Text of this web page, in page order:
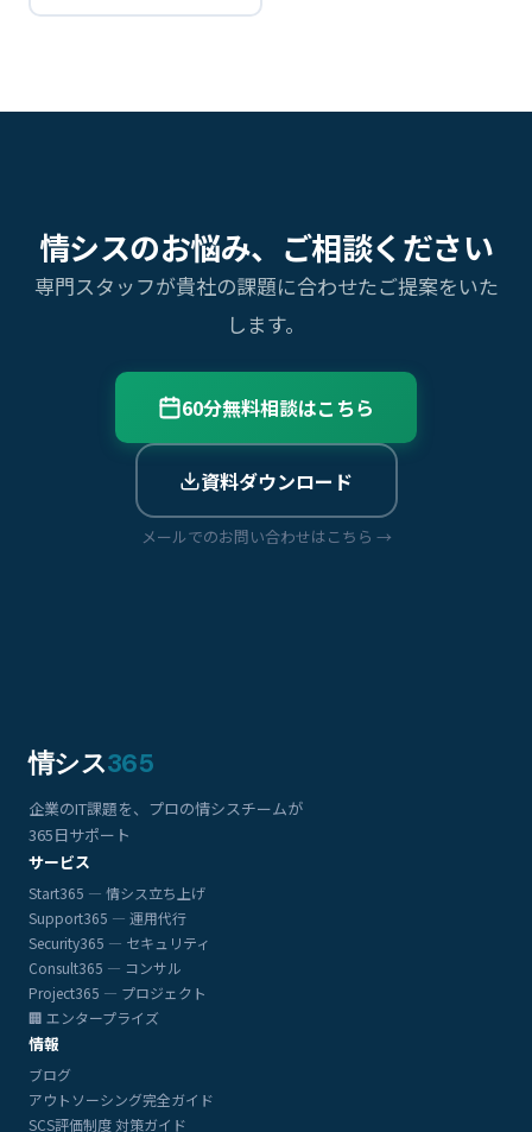
情シスのお悩み、ご相談ください
専門スタッフが貴社の課題に合わせたご提案をいた
します。
60分無料相談はこちら
資料ダウンロード
メールでのお問い合わせはこちら →
情シス365
企業のIT課題を、プロの情シスチームが
365日サポート
サービス
Start365 — 情シス立ち上げ
Support365 — 運用代行
Security365 — セキュリティ
Consult365 — コンサル
Project365 — プロジェクト
🏢 エンタープライズ
情報
ブログ
アウトソーシング完全ガイド
SCS評価制度 対策ガイド